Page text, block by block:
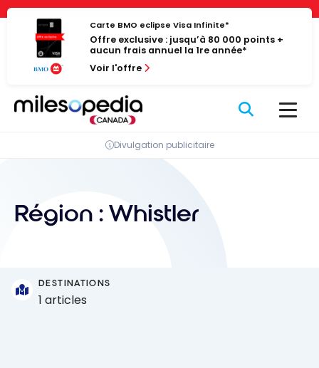
Panneau de gestion des cookies
Passer
contenu
Carte BMO eclipse Visa Infinite*
Offre exclusive : jusqu’à 80 000 points +
aucun frais annuel la 1re année*
Voir l'offre
Divulgation publicitaire
Région : Whistler
DESTINATIONS
1 articles